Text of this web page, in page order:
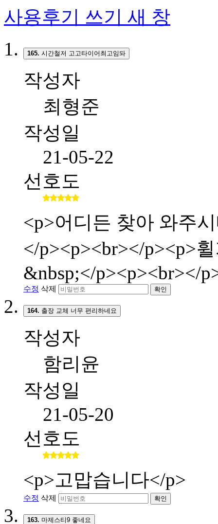
사용후기 쓰기 새 창
165. 시간철저 고고타이어최고임돠
작성자
최형준
작성일
21-05-22
선호도
<p>어디든 찾아 와주
</p><p><br></p><p>
&nbsp;</p><p><br></
수정 삭제 확인
164. 출장 교체 너무 편리하네요
작성자
함리윤
작성일
21-05-20
선호도
<p>고맙습니다</p>
수정 삭제 확인
163. 마제스티9 좋네요